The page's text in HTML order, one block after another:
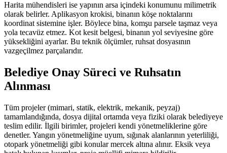
Harita mühendisleri ise yapının arsa içindeki konumunu milimetrik
olarak belirler. Aplikasyon krokisi, binanın köşe noktalarını
koordinat sistemine işler. Böylece bina, komşu parsele taşmaz veya
yola tecavüz etmez. Kot kesit belgesi, binanın yol seviyesine göre
yüksekliğini ayarlar. Bu teknik ölçümler, ruhsat dosyasının
vazgeçilmez parçalarıdır.
Belediye Onay Süreci ve Ruhsatın
Alınması
Tüm projeler (mimari, statik, elektrik, mekanik, peyzaj)
tamamlandığında, dosya dijital ortamda veya fiziki olarak belediyeye
teslim edilir. İlgili birimler, projeleri kendi yönetmeliklerine göre
denetler. Yangın yönetmeliğine uyum, sığınak alanlarının yeterliliği,
otopark yönetmeliği gibi konular mercek altına alınır. Eksik veya